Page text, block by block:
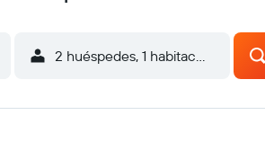
2 huéspedes, 1 habitación